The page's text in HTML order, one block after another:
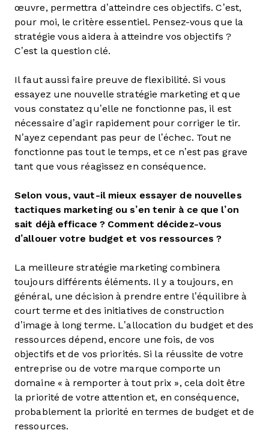
œuvre, permettra d’atteindre ces objectifs. C’est,
pour moi, le critère essentiel. Pensez-vous que la
stratégie vous aidera à atteindre vos objectifs ?
C’est la question clé.
Il faut aussi faire preuve de flexibilité. Si vous
essayez une nouvelle stratégie marketing et que
vous constatez qu’elle ne fonctionne pas, il est
nécessaire d’agir rapidement pour corriger le tir.
N’ayez cependant pas peur de l’échec. Tout ne
fonctionne pas tout le temps, et ce n’est pas grave
tant que vous réagissez en conséquence.
Selon vous, vaut-il mieux essayer de nouvelles
tactiques marketing ou s’en tenir à ce que l’on
sait déjà efficace ? Comment décidez-vous
d’allouer votre budget et vos ressources ?
La meilleure stratégie marketing combinera
toujours différents éléments. Il y a toujours, en
général, une décision à prendre entre l’équilibre à
court terme et des initiatives de construction
d’image à long terme. L’allocation du budget et des
ressources dépend, encore une fois, de vos
objectifs et de vos priorités. Si la réussite de votre
entreprise ou de votre marque comporte un
domaine « à remporter à tout prix », cela doit être
la priorité de votre attention et, en conséquence,
probablement la priorité en termes de budget et de
ressources.